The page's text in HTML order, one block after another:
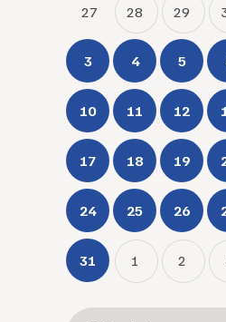
27 28 29
3 4 5
10 11 12
17 18 19
24 25 26
31 1 2